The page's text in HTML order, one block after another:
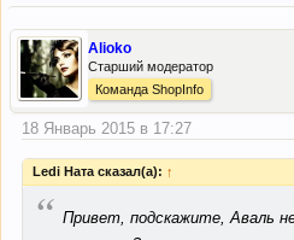
Alioko
Старший модератор
Команда ShopInfo
18 Январь 2015 в 17:27
Ledi Ната сказал(а): ↑
“ Привет, подскажите, Аваль